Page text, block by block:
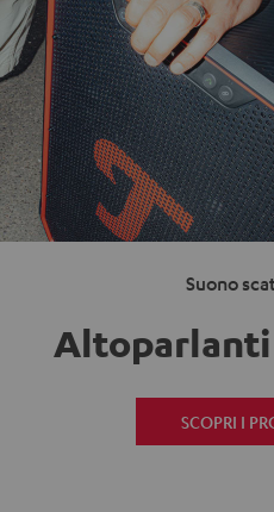
Suono
SCOPRI I